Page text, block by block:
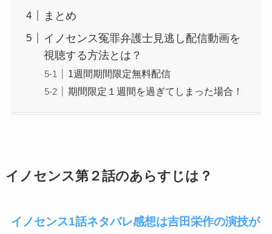
まとめ
イノセンス冤罪弁護士見逃し配信動画を
視聴する方法とは？
1週間期間限定無料配信
期間限定１週間を過ぎてしまった場合！
イノセンス第２話のあらすじは？
イノセンス1話ネタバレ感想は吉田栄作の演技が